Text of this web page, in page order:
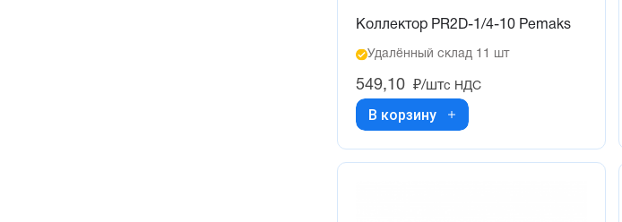
Коллектор PR2D-1/4-10 Pemaks
Удалённый склад 11 шт
549,10 ₽/штс НДС
В корзину